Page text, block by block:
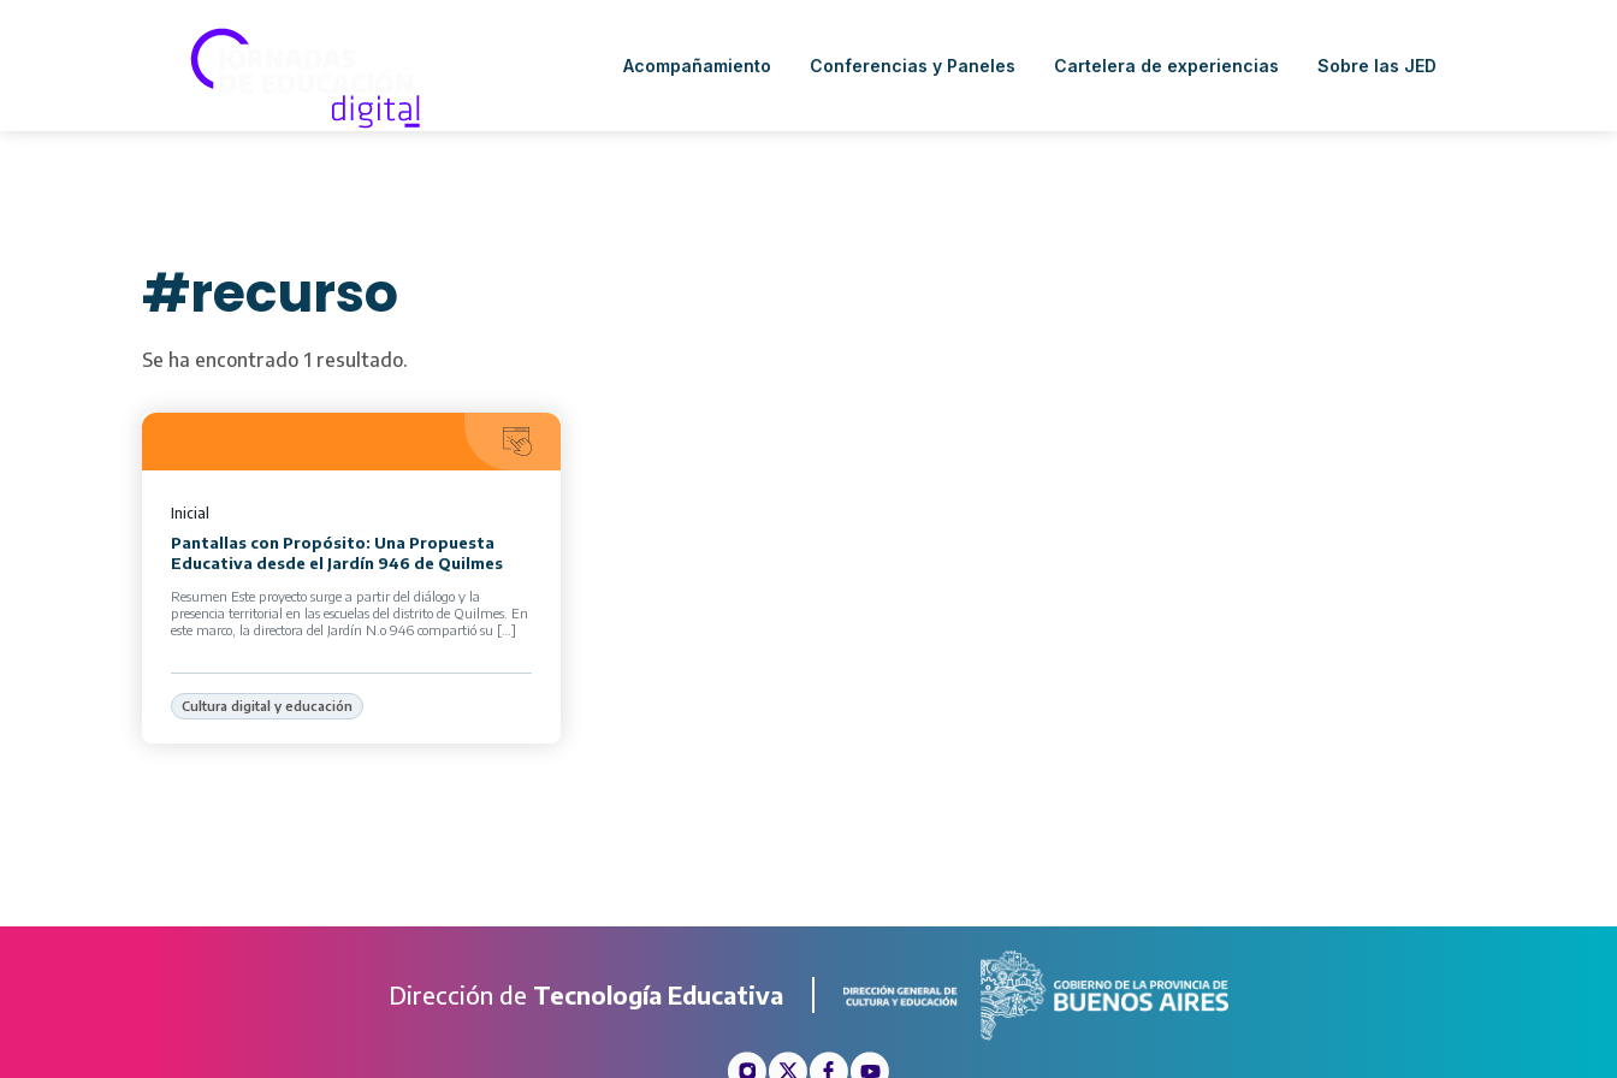
Acompañamiento Conferencias y Paneles Cartelera de experiencias Sobre las JED
#recurso
Se ha encontrado 1 resultado.
Inicial
Pantallas con Propósito: Una Propuesta
Educativa desde el Jardín 946 de Quilmes
Resumen Este proyecto surge a partir del diálogo y la
presencia territorial en las escuelas del distrito de Quilmes. En
este marco, la directora del Jardín N.o 946 compartió su […]
Cultura digital y educación
Dirección de Tecnología Educativa